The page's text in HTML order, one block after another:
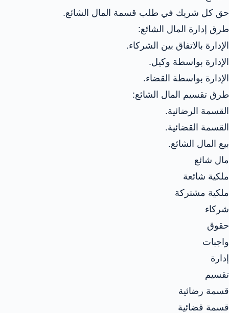
حق كل شريك في طلب قسمة المال الشائع.
طرق إدارة المال الشائع:
الإدارة بالاتفاق بين الشركاء.
الإدارة بواسطة وكيل.
الإدارة بواسطة القضاء.
طرق تقسيم المال الشائع:
القسمة الرضائية.
القسمة القضائية.
بيع المال الشائع.
مال شائع
ملكية شائعة
ملكية مشتركة
شركاء
حقوق
واجبات
إدارة
تقسيم
قسمة رضائية
قسمة قضائية